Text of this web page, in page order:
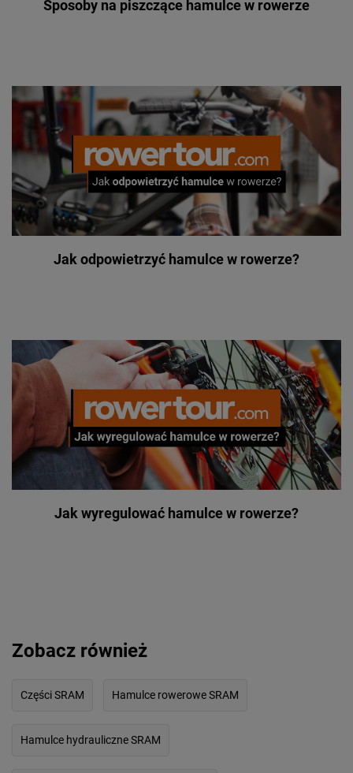
Sposoby na piszczące hamulce w rowerze
Jak odpowietrzyć hamulce w rowerze?
Jak wyregulować hamulce w rowerze?
Zobacz również
Części SRAM Hamulce rowerowe SRAM
Hamulce hydrauliczne SRAM